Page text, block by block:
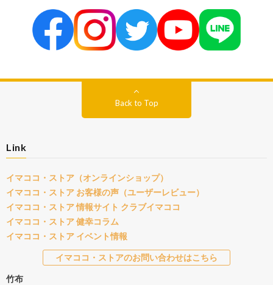
Back to Top
Link
イマココ・ストア（オンラインショップ）
イマココ・ストア お客様の声（ユーザーレビュー）
イマココ・ストア 情報サイト クラブイマココ
イマココ・ストア 健幸コラム
イマココ・ストア イベント情報
イマココ・ストアのお問い合わせはこちら
竹布